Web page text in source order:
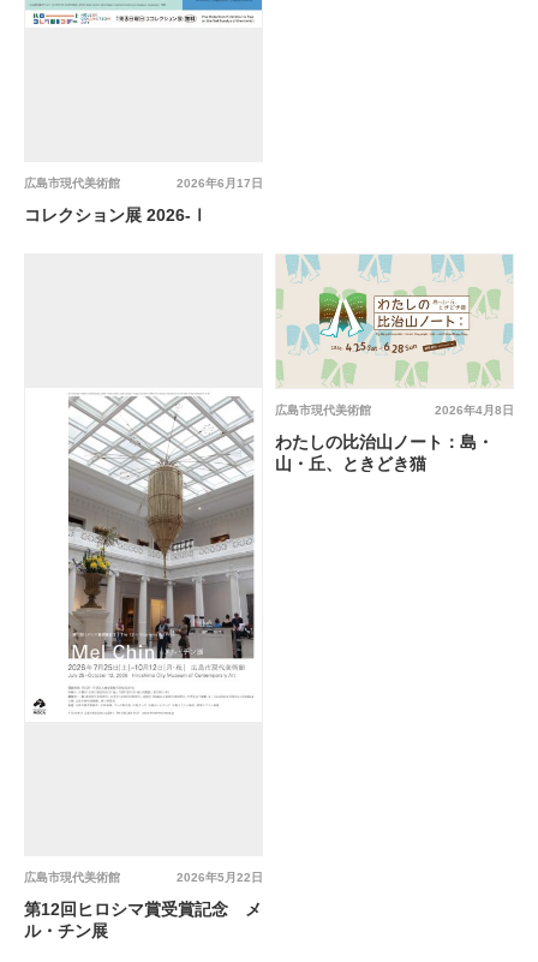
2026年6月17日
広島市現代美術館
コレクション展 2026-Ⅰ
2026年5月22日
広島市現代美術館
第12回ヒロシマ賞受賞記念 メ
ル・チン展
2026年4月8日
広島市現代美術館
わたしの比治山ノート：島・
山・丘、ときどき猫